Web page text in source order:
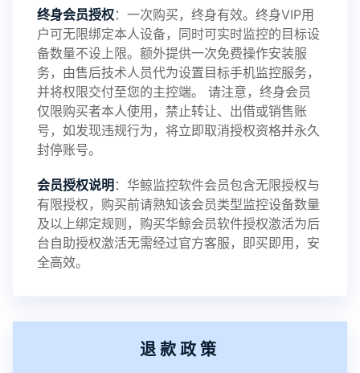
2024-10-08 V3.6
2024-03-16 V3.5
2023-01-12 V3.3
终身会员授权：一次购买，终身有效。终身VIP用
户可无限绑定本人设备，同时可实时监控的目标设
备数量不设上限。额外提供一次免费操作安装服
务，由售后技术人员代为设置目标手机监控服务，
并将权限交付至您的主控端。 请注意，终身会员
仅限购买者本人使用，禁止转让、出借或销售账
号，如发现违规行为，将立即取消授权资格并永久
封停账号。
会员授权说明 ：华鲸监控软件会员包含无限授权与
有限授权，购买前请熟知该会员类型监控设备数量
及以上绑定规则，购买华鲸会员软件授权激活为后
台自助授权激活无需经过官方客服，即买即用，安
全高效。
退款政策